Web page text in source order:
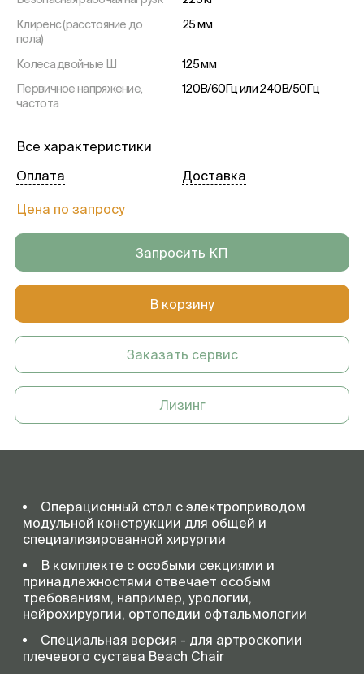
Клиренс (расстояние до
пола)
25 мм
Колеса двойные Ш
125 мм
Первичное напряжение,
частота
120В/60Гц или 240В/50Гц
Боковой наклон
−20° … + 20°
Ножная секция
Продольный сдвиг
300 мм
Все характеристики
Цена по запросу
Оплата Доставка
Запросить КП
В корзину
Заказать сервис
Лизинг
Операционный стол с электроприводом
модульной конструкции для общей и
специализированной хирургии
В комплекте с особыми секциями и
принадлежностями отвечает особым
требованиям, например, урологии,
нейрохирургии, ортопедии офтальмологии
Специальная версия - для артроскопии
плечевого сустава Beach Chair